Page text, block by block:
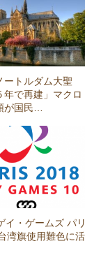
ートルダム大聖
で再建」マクロ
が国民…
イ・ゲームズ パリ
旗使用難色に活